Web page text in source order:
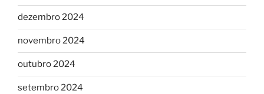
dezembro 2024
novembro 2024
outubro 2024
setembro 2024